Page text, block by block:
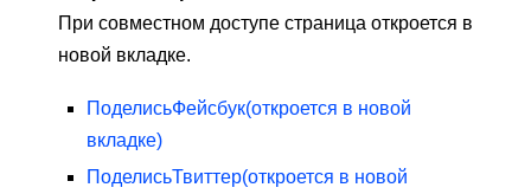
При совместном доступе страница откроется в
новой вкладке.
ПоделисьФейсбук(откроется в новой
вкладке)
ПоделисьТвиттер(откроется в новой